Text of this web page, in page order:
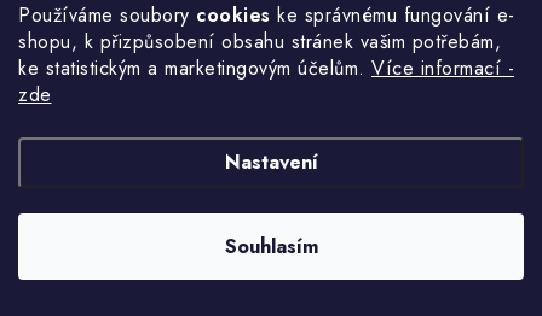
Používáme soubory cookies ke správnému fungování e-
shopu, k přizpůsobení obsahu stránek vašim potřebám,
ke statistickým a marketingovým účelům. Více informací -
zde
Nastavení
Souhlasím
Termín dodání: 5-10 dní
1 161 Kč / m2
moderní řešení pro každého, kdo hledá stylový a odolný obklad
interiérových stěn. Díky inovativnímu složení z...